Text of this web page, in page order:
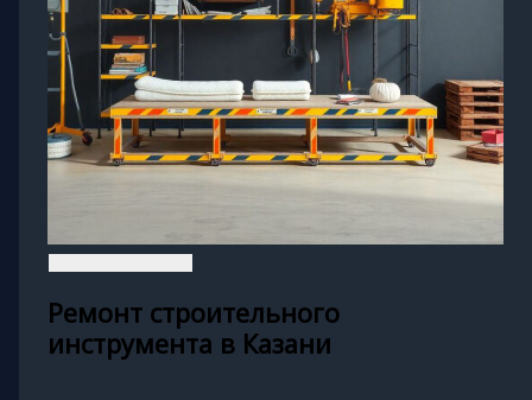
Ремонт строительного
инструмента в Казани